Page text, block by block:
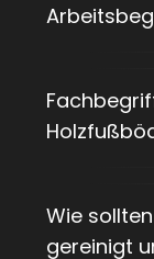
Wie
gereinigt